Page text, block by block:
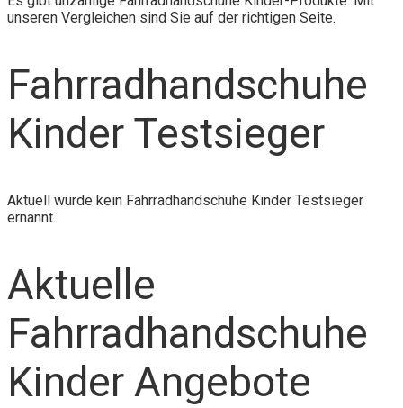
unseren Vergleichen sind Sie auf der richtigen Seite.
Fahrradhandschuhe
Kinder Testsieger
Aktuell wurde kein Fahrradhandschuhe Kinder Testsieger
ernannt.
Aktuelle
Fahrradhandschuhe
Kinder Angebote